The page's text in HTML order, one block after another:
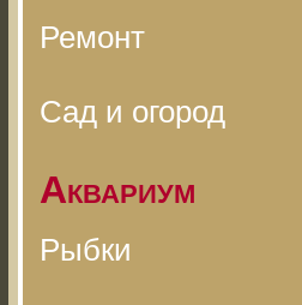
Ремонт
Сад и огород
Аквариум
Рыбки